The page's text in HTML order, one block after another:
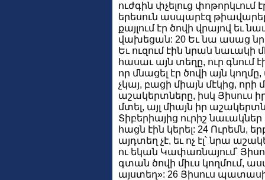
ուժգին փչելուց փոթորկւում
երեսուն ասպարէզ
քայլում էր ծովի վրայով եւ
վախեցան: 20 Եւ նա ասաց
Եւ ուզում էին նրան նաւակի
հասաւ այն տեղը, ուր գնում
որ մնացել էր ծովի այն
չկայ, բացի միայն մէկից, որի
աշակերտները, իսկ Յիսուս
մտել, այլ միայն իր
Տիբերիայից ուրիշ նաւակներ
հացն էին կերել: 24 Ուրեմն,
այդտեղ չէ, եւ ոչ էլ՝ նրա
ու եկան Կափառնայում՝
գտան ծովի միւս կողմում,
այստեղ»: 26 Յիսուս